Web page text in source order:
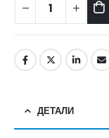
ДЕТАЛИ